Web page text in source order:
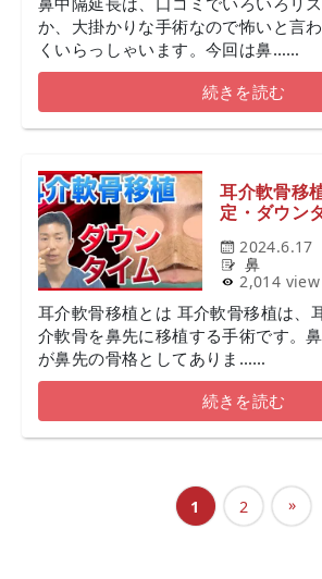
か、大掛かりな手術なので怖いと言
くいらっしゃいます。今回は鼻……
続きを読む
耳介軟骨移
定・ダウン
2024.6.17
鼻
2,014 view
耳介軟骨移植とは 耳介軟骨移植は、
介軟骨を鼻先に移植する手術です。
が鼻先の骨格としてありま……
続きを読む
1 2 »